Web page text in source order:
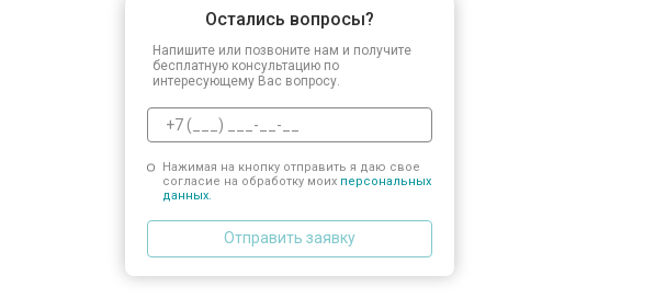
Остались вопросы?
Напишите или позвоните нам и получите
бесплатную консультацию по
интересующему Вас вопросу.
Нажимая на кнопку отправить я даю свое
согласие на обработку моих персональных
данных.
Отправить заявку